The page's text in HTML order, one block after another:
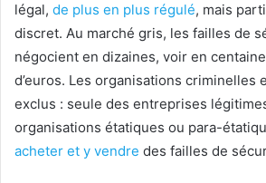
légal, de plus en plus régulé, mais
discret. Au marché gris, les failles de
négocient en dizaines, voir en
d’euros. Les organisations criminelles
exclus : seule des entreprises
organisations étatiques ou para-
acheter et y vendre des failles de